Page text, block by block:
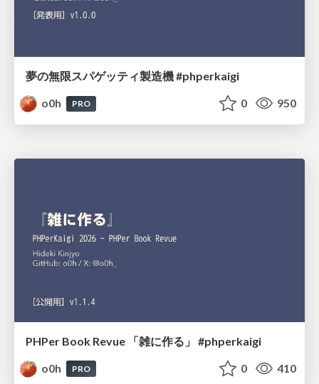
夢の無限スパゲッティ製造機 #phperkaigi
o0h
PRO 0 950
PHPer Book Revue 「雑に作る」 #phperkaigi
o0h
PRO 0 410